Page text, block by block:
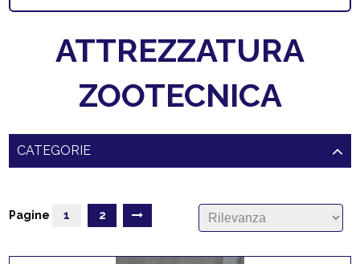
ATTREZZATURA
ZOOTECNICA
CATEGORIE
Pagine 1 2